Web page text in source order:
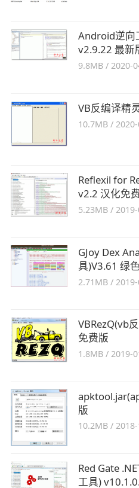
Android逆向
v2.9.22 最新
9.8MB /2020-
VB反编译精
10.7MB /
Reflexil for
v2.2 汉化免
5.23MB /
GJoy Dex
具)V3.61 绿
2.71MB /
VBRezQ(vb
免费版
1.8MB /2019-
版
10.2MB /
Red Gate
工具)